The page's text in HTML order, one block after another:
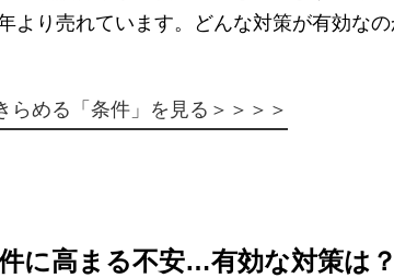
より売れています。どんな対策が有効なの
らめる「条件」を見る＞＞＞＞
に高まる不安…有効な対策は？